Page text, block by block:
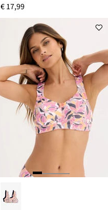
€ 17,99